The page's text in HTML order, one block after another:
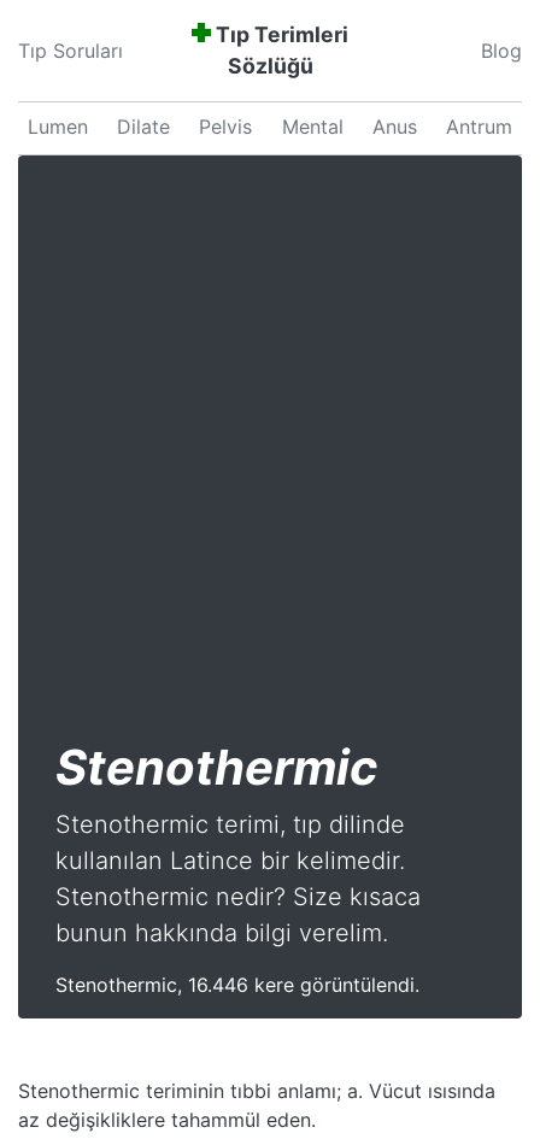
Tıp Soruları
Tıp Terimleri
Sözlüğü
Blog
Lumen Dilate Pelvis Mental Anus
Antrum
Stenothermic
Stenothermic terimi, tıp dilinde
kullanılan Latince bir kelimedir.
Stenothermic nedir? Size kısaca
bunun hakkında bilgi verelim.
Stenothermic, 16.446 kere görüntülendi.
Stenothermic teriminin tıbbi anlamı; a. Vücut ısısında
az değişikliklere tahammül eden.